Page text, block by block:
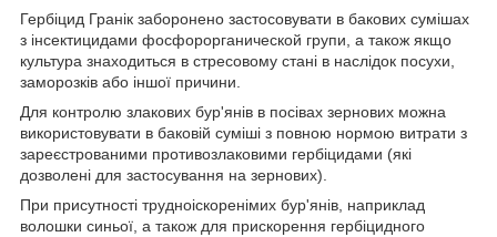
Гербіцид Гранік заборонено застосовувати в бакових сумішах
з інсектицидами фосфорорганической групи, а також якщо
культура знаходиться в стресовому стані в наслідок посухи,
заморозків або іншої причини.
Для контролю злакових бур'янів в посівах зернових можна
використовувати в баковій суміші з повною нормою витрати з
зареєстрованими противозлаковими гербіцидами (які
дозволені для застосування на зернових).
При присутності трудноіскоренімих бур'янів, наприклад
волошки синьої, а також для прискорення гербіцидного